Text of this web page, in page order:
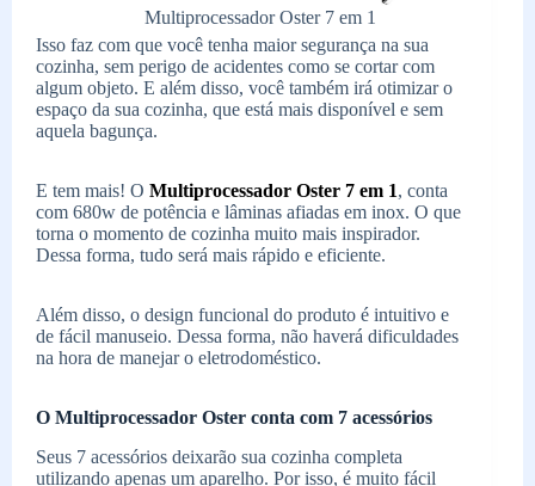
Multiprocessador Oster 7 em 1
Isso faz com que você tenha maior segurança na sua
cozinha, sem perigo de acidentes como se cortar com
algum objeto. E além disso, você também irá otimizar o
espaço da sua cozinha, que está mais disponível e sem
aquela bagunça.
E tem mais! O Multiprocessador Oster 7 em 1, conta
com 680w de potência e lâminas afiadas em inox. O que
torna o momento de cozinha muito mais inspirador.
Dessa forma, tudo será mais rápido e eficiente.
Além disso, o design funcional do produto é intuitivo e
de fácil manuseio. Dessa forma, não haverá dificuldades
na hora de manejar o eletrodoméstico.
O Multiprocessador Oster conta com 7 acessórios
Seus 7 acessórios deixarão sua cozinha completa
utilizando apenas um aparelho. Por isso, é muito fácil